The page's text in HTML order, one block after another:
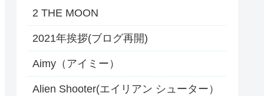
2 THE MOON
2021年挨拶(ブログ再開)
Aimy（アイミー）
Alien Shooter(エイリアン シューター）